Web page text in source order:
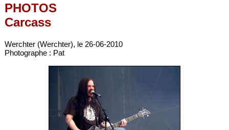
PHOTOS
Carcass
Werchter (Werchter), le 26-06-2010
Photographe : Pat